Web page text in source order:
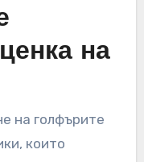
на
на голфърите
които